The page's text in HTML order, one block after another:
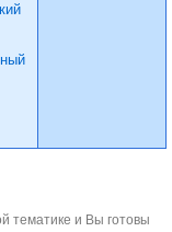
тематике и Вы готовы